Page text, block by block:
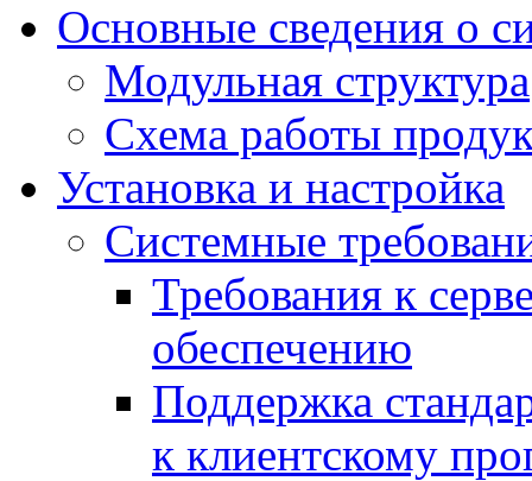
Основные сведения о
Модульная структура
Схема работы
Установка и настройка
Системные
Требования к
обеспечению
Поддержка
к клиентскому